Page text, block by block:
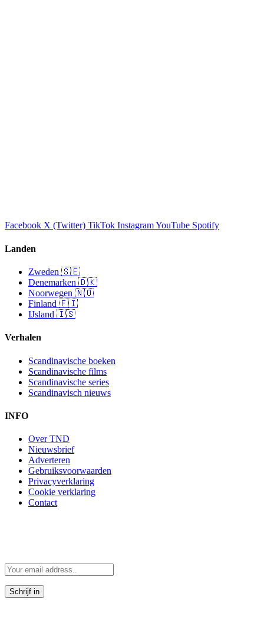
Facebook X (Twitter) TikTok InstagramYouTube Spotify
Landen
Zweden 🇸🇪
Denemarken 🇩🇰
Noorwegen 🇳🇴
Finland 🇫🇮
IJsland 🇮🇸
Verhalen
Scandinavische boeken
Scandinavische films
Scandinavische series
Scandinavisch nieuws
INFO
Over TND
Nieuwsbrief
Adverteren
Gebruiksvoorwaarden
Privacyverklaring
Cookie verklaring
Contact